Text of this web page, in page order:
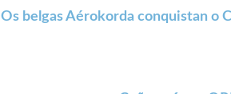
Os belgas Aérokorda conquistan o